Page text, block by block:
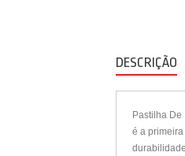
DESCRIÇÃO
Pastilha
é a